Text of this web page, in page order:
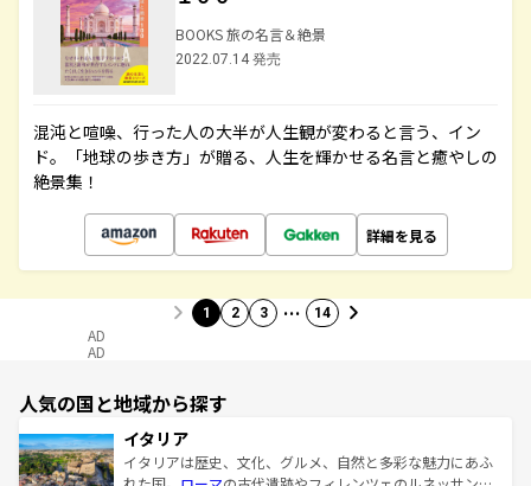
BOOKS 旅の名言＆絶景
2022.07.14 発売
混沌と喧噪、行った人の大半が人生観が変わると言う、イン
ド。「地球の歩き方」が贈る、人生を輝かせる名言と癒やしの
絶景集！
詳細を見る
1 2 3 … 14
AD
AD
人気の国と地域から探す
イタリア
イタリアは歴史、文化、グルメ、自然と多彩な魅力にあふ